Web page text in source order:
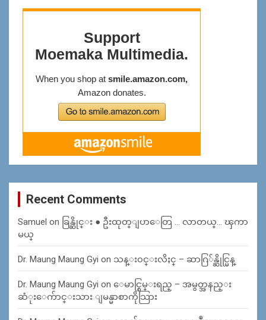
Recent Comments
Samuel on ခြန္ဆိုင္း ● ဦးထုတ္ျပာေတြ … လာတယ္… ၾကာ
မယ္
Dr. Maung Maung Gyi on သန္း၀င္းလိႈင္ – ဆာဂြ်န္ဆိုင္မြန္
Dr. Maung Maung Gyi on ေမာင္စြမ္းရည္ – အမွတ္အနည္း
ဆံုးေက်ာင္းသား ျမန္မာစာကိုသြား